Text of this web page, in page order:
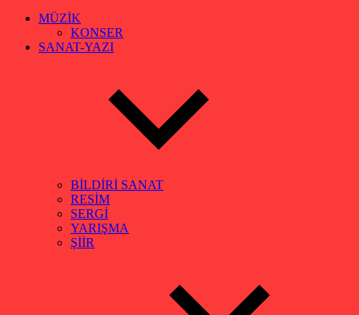
MÜZİK
KONSER
SANAT-YAZI
BİLDİRİ SANAT
RESİM
SERGİ
YARIŞMA
ŞİİR